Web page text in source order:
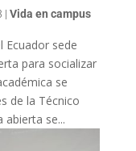
| Vida en campus
Ecuador sede
para socializar
se
de la Técnico
abierta se...